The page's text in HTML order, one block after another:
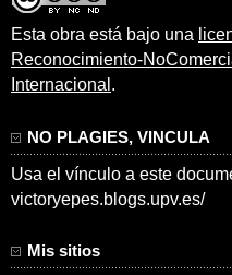
Esta obra está bajo una
Reconocimiento-
Internacional .
NO PLAGIES, VINCULA
Usa el vínculo a este
victoryepes.blogs.upv.es/
Mis sitios